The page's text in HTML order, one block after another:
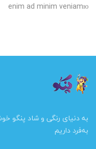
enim ad minim veniamю
به دنیای رنگی و شاد پنگو
به‌فرد داریم